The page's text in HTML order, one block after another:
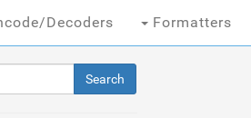
Decoders Formatters